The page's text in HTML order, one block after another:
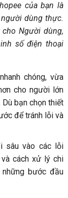
của bạn là
dùng thực.
Người dùng,
số điện thoại
chóng, vừa
cho người lớn
bạn chọn thiết
để tránh lỗi và
sâu vào các lỗi
cách xử lý chi
bước đầu